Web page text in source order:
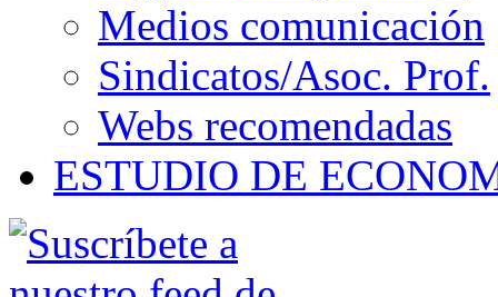
Medios comunicación
Sindicatos/Asoc. Prof.
Webs recomendadas
ESTUDIO DE